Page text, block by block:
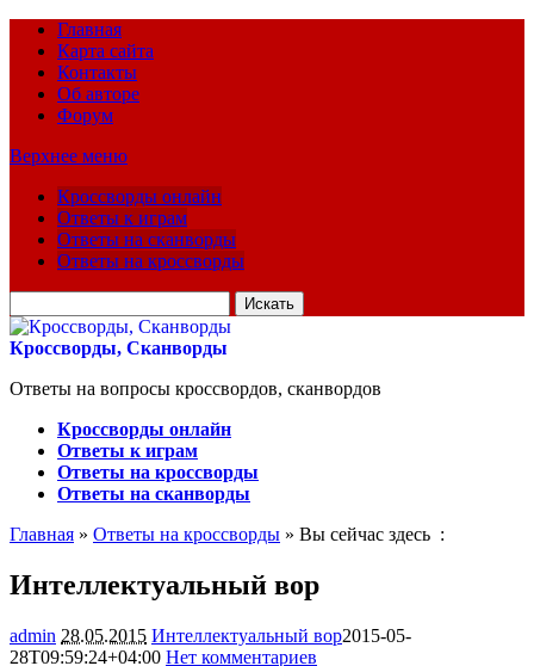
Главная
Карта сайта
Контакты
Об авторе
Форум
Верхнее меню
Кроссворды онлайн
Ответы к играм
Ответы на сканворды
Ответы на кроссворды
для:
Кроссворды, Сканворды
Ответы на вопросы кроссвордов, сканвордов
Кроссворды онлайн
Ответы к играм
Ответы на кроссворды
Ответы на сканворды
Главная » Ответы на кроссворды » Вы сейчас здесь :
Интеллектуальный вор
admin 28.05.2015 Интеллектуальный вор2015-05-
28T09:59:24+04:00 Нет комментариев